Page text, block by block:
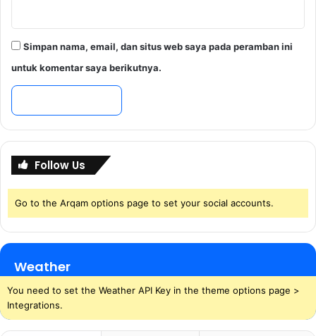
e
n
n
A
l
B
a
n
j
r
Simpan nama, email, dan situs web saya pada peramban ini
untuk komentar saya berikutnya.
Follow Us
Go to the Arqam options page to set your social accounts.
Weather
You need to set the Weather API Key in the theme options page >
Integrations.